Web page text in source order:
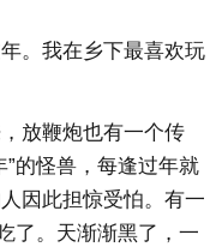
。我在乡下最喜欢玩
放鞭炮也有一个传
的怪兽，每逢过年就
因此担惊受怕。有一
了。天渐渐黑了，一